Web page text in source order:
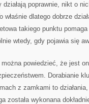
poprawnie, nikt o
dlatego dobrze
takiego punktu
wtedy, gdy pojawia się
powiedzieć, że jest
Dorabianie
z zamkami to
została wykonana